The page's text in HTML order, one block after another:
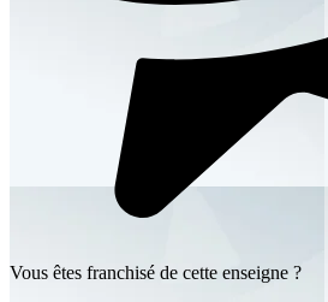
Vous êtes franchisé de cette enseigne ?